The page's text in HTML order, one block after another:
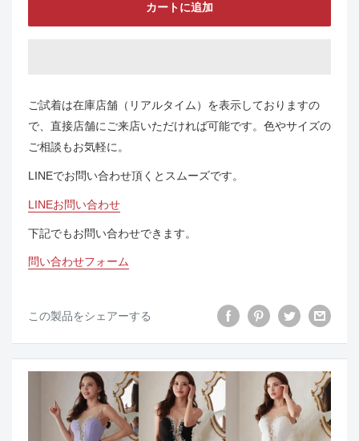
カートに追加
ご試着は在庫店舗（リアルタイム）を表示しておりますの
で、直接店舗にご来店いただければ可能です。色やサイズの
ご相談もお気軽に。
LINEでお問い合わせ頂くとスムーズです。
LINEお問い合わせ
下記でもお問い合わせできます。
問い合わせフォーム
この製品をシェアーする